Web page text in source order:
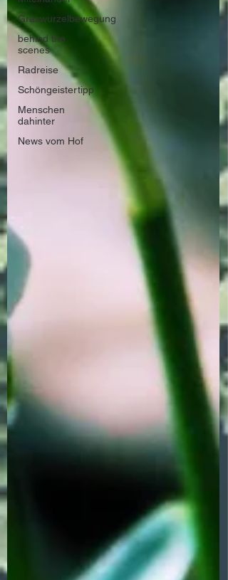
Graswurzelbewegung
behind the
scenes
Radreise
Schöngeistertipp
Menschen
dahinter
News vom Hof